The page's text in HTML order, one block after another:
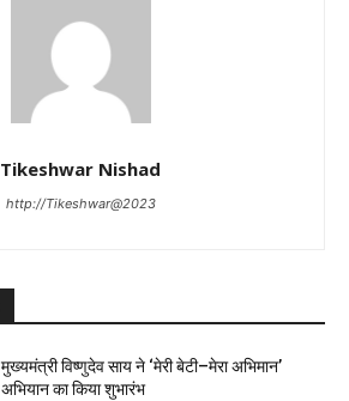
Tikeshwar Nishad
http://Tikeshwar@2023
मुख्यमंत्री विष्णुदेव साय ने ‘मेरी बेटी–मेरा अभिमान’
अभियान का किया शुभारंभ